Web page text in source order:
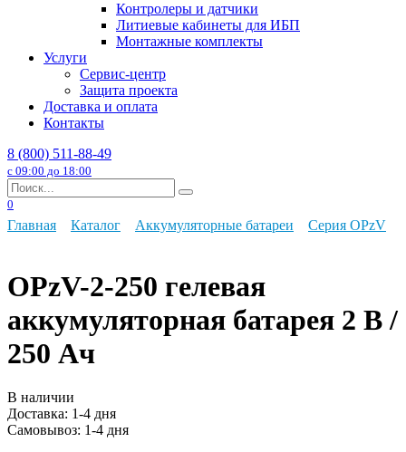
Контролеры и датчики
Литиевые кабинеты для ИБП
Монтажные комплекты
Услуги
Сервис-центр
Защита проекта
Доставка и оплата
Контакты
8 (800) 511-88-49
с 09:00 до 18:00
Search
for:
0
Главная Каталог Аккумуляторные батареи Серия OPzV
OPzV-2-250 гелевая
аккумуляторная батарея 2 В /
250 Ач
В наличии
Доставка: 1-4 дня
Самовывоз: 1-4 дня